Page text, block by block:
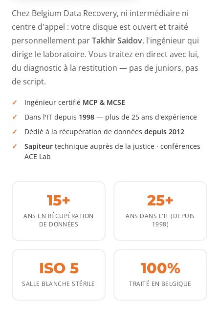
Chez Belgium Data Recovery, ni intermédiaire ni
centre d'appel : votre disque est ouvert et traité
personnellement parTakhir Saidov, l'ingénieur qui
dirige le laboratoire. Vous traitez en direct avec lui,
du diagnostic à la restitution — pas de juniors, pas
de script.
Ingénieur certifié MCP & MCSE
Dans l'IT depuis 1998 — plus de 25 ans d'expérience
Dédié à la récupération de données depuis 2012
Sapiteur technique auprès de la justice · conférences
ACE Lab
15+
ANS EN RÉCUPÉRATION
DE DONNÉES
25+
ANS DANS L'IT (DEPUIS
1998)
ISO 5
SALLE BLANCHE STÉRILE
100%
TRAITÉ EN BELGIQUE